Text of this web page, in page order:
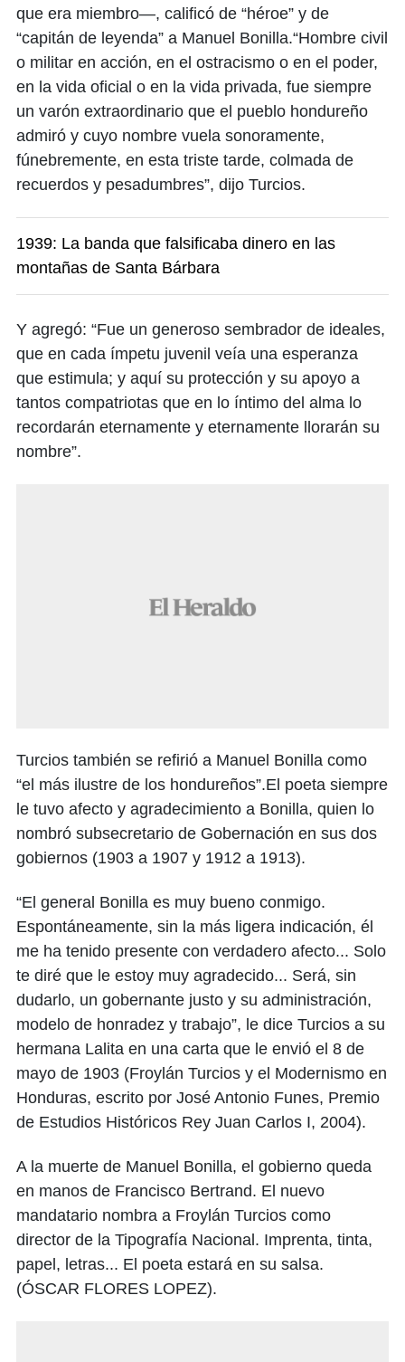
que era miembro—, calificó de “héroe” y de
“capitán de leyenda” a Manuel Bonilla.“Hombre civil
o militar en acción, en el ostracismo o en el poder,
en la vida oficial o en la vida privada, fue siempre
un varón extraordinario que el pueblo hondureño
admiró y cuyo nombre vuela sonoramente,
fúnebremente, en esta triste tarde, colmada de
recuerdos y pesadumbres”, dijo Turcios.
1939: La banda que falsificaba dinero en las
montañas de Santa Bárbara
Y agregó: “Fue un generoso sembrador de ideales,
que en cada ímpetu juvenil veía una esperanza
que estimula; y aquí su protección y su apoyo a
tantos compatriotas que en lo íntimo del alma lo
recordarán eternamente y eternamente llorarán su
nombre”.
Turcios también se refirió a Manuel Bonilla como
“el más ilustre de los hondureños”.El poeta siempre
le tuvo afecto y agradecimiento a Bonilla, quien lo
nombró subsecretario de Gobernación en sus dos
gobiernos (1903 a 1907 y 1912 a 1913).
“El general Bonilla es muy bueno conmigo.
Espontáneamente, sin la más ligera indicación, él
me ha tenido presente con verdadero afecto... Solo
te diré que le estoy muy agradecido... Será, sin
dudarlo, un gobernante justo y su administración,
modelo de honradez y trabajo”, le dice Turcios a su
hermana Lalita en una carta que le envió el 8 de
mayo de 1903 (Froylán Turcios y el Modernismo en
Honduras, escrito por José Antonio Funes, Premio
de Estudios Históricos Rey Juan Carlos I, 2004).
A la muerte de Manuel Bonilla, el gobierno queda
en manos de Francisco Bertrand. El nuevo
mandatario nombra a Froylán Turcios como
director de la Tipografía Nacional. Imprenta, tinta,
papel, letras... El poeta estará en su salsa.
(ÓSCAR FLORES LOPEZ).